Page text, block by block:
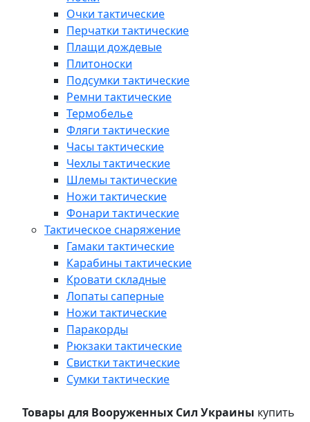
Очки тактические
Перчатки тактические
Плащи дождевые
Плитоноски
Подсумки тактические
Ремни тактические
Термобелье
Фляги тактические
Часы тактические
Чехлы тактические
Шлемы тактические
Ножи тактические
Фонари тактические
Тактическое снаряжение
Гамаки тактические
Карабины тактические
Кровати складные
Лопаты саперные
Ножи тактические
Паракорды
Рюкзаки тактические
Свистки тактические
Сумки тактические
Товары для Вооруженных Сил Украины купить